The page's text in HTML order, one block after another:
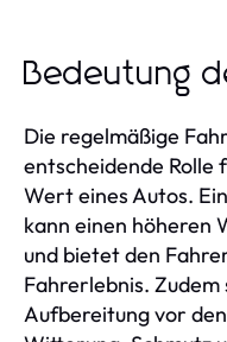
Bedeutung
Die regelmäßige
entscheidende Rolle
Wert eines Autos.
kann einen höheren
und bietet den
Fahrerlebnis.
Aufbereitung vor